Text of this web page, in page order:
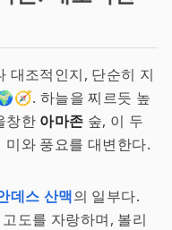
대조적인지, 단순히 지
하늘을 찌르듯 높
창한 아마존 숲, 이 두
와 풍요를 대변한다.
데스 산맥의 일부다.
도를 자랑하며, 볼리